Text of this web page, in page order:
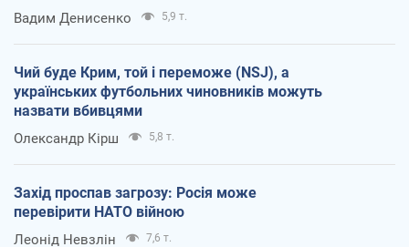
Вадим Денисенко 5,9 т.
Чий буде Крим, той і переможе (NSJ), а
українських футбольних чиновників можуть
назвати вбивцями
Олександр Кірш 5,8 т.
Захід проспав загрозу: Росія може
перевірити НАТО війною
Леонід Невзлін 7,6 т.